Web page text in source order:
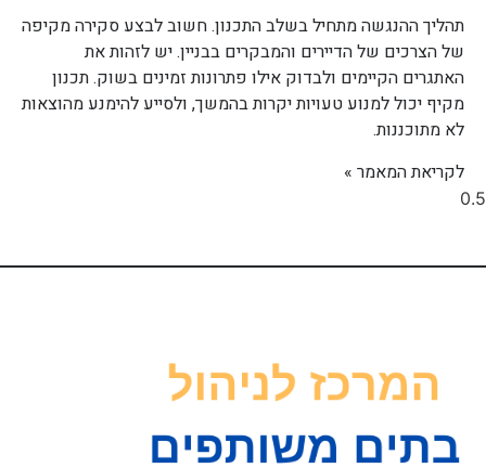
תהליך ההנגשה מתחיל בשלב התכנון. חשוב לבצע סקירה מקיפה
של הצרכים של הדיירים והמבקרים בבניין. יש לזהות את
האתגרים הקיימים ולבדוק אילו פתרונות זמינים בשוק. תכנון
מקיף יכול למנוע טעויות יקרות בהמשך, ולסייע להימנע מהוצאות
לא מתוכננות.
לקריאת המאמר »